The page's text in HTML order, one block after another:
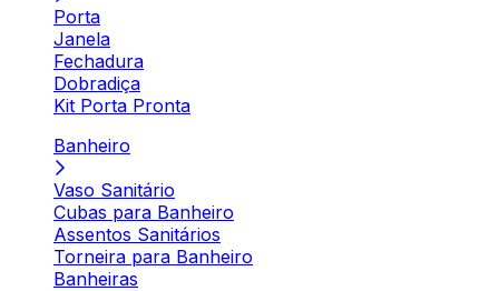
Porta
Janela
Fechadura
Dobradiça
Kit Porta Pronta
Banheiro
Vaso Sanitário
Cubas para Banheiro
Assentos Sanitários
Torneira para Banheiro
Banheiras